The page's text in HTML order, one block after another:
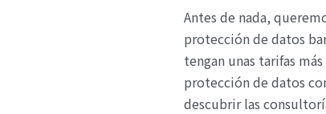
Antes de nada,
protección de datos
tengan unas tarifas
protección de datos
descubrir las